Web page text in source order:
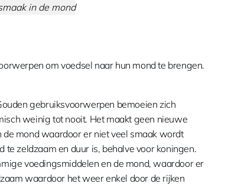
om voedsel naar hun mond te brengen.
gebruiksvoorwerpen bemoeien zich
weinig tot nooit. Het maakt geen nieuwe
mond waardoor er niet veel smaak wordt
zeldzaam en duur is, behalve voor koningen.
voedingsmiddelen en de mond, waardoor er
waardoor het weer enkel door de rijken